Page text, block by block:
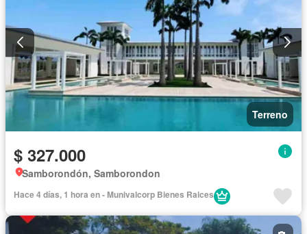
Terreno
$ 327.000
Samborondón, Samborondon
Hace 4 días, 1 hora en - Munivalcorp Bienes Raices